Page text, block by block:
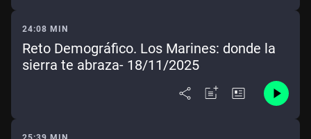
24:08 MIN
Reto Demográfico. Los Marines: donde la
sierra te abraza- 18/11/2025